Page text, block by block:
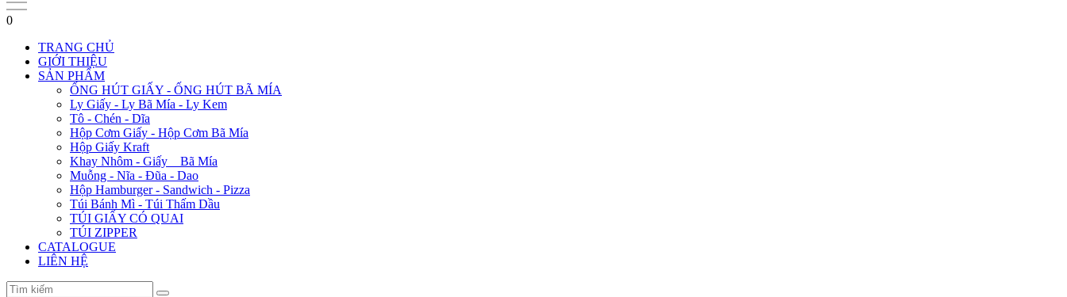
0
TRANG CHỦ
GIỚI THIỆU
SẢN PHẨM
ỐNG HÚT GIẤY - ỐNG HÚT BÃ MÍA
Ly Giấy - Ly Bã Mía - Ly Kem
Tô - Chén - Dĩa
Hộp Cơm Giấy - Hộp Cơm Bã Mía
Hộp Giấy Kraft
Khay Nhôm - Giấy _ Bã Mía
Muỗng - Nĩa - Đũa - Dao
Hộp Hamburger - Sandwich - Pizza
Túi Bánh Mì - Túi Thấm Dầu
TÚI GIẤY CÓ QUAI
TÚI ZIPPER
CATALOGUE
LIÊN HỆ